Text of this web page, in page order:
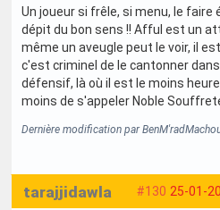
Un joueur si frêle, si menu, le faire
dépit du bon sens !! Afful est un
même un aveugle peut le voir, il
c'est criminel de le cantonner
défensif, là où il est le moins
moins de s'appeler Noble
Dernière modification par
#130 25-01-
tarajjidawla